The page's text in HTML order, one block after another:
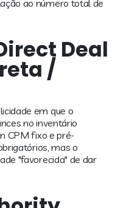
ao número total de
Deal
/
em que o
no inventário
CPM fixo e pré-
mas o
"favorecida" de dar